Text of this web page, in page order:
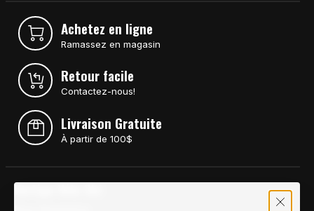
Achetez en ligne
Ramassez en magasin
Retour facile
Contactez-nous!
Livraison Gratuite
À partir de 100$
Vertige Vélo Ski